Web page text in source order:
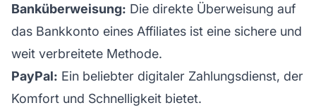
Banküberweisung: Die direkte Überweisung auf
das Bankkonto eines Affiliates ist eine sichere und
weit verbreitete Methode.
PayPal: Ein beliebter digitaler Zahlungsdienst, der
Komfort und Schnelligkeit bietet.